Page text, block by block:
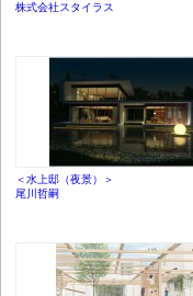
株式会社スタイラス
＜水上邸（夜景）＞
尾川哲嗣